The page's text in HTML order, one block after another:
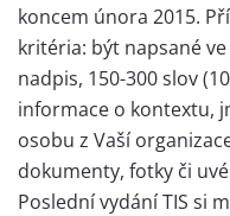
koncem února 2015.
kritéria: být napsané
nadpis, 150-300 slov
informace o kontextu,
osobu z Vaší
dokumenty, fotky či
Poslední vydání TIS si